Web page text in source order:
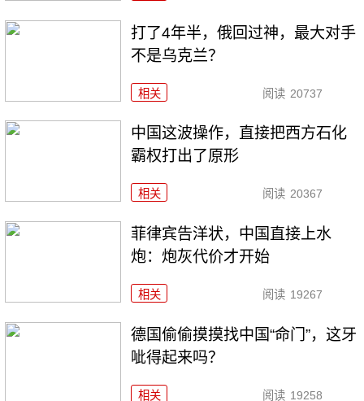
打了4年半，俄回过神，最大对手
不是乌克兰？
相关 阅读 20737
中国这波操作，直接把西方石化
霸权打出了原形
相关 阅读 20367
菲律宾告洋状，中国直接上水
炮：炮灰代价才开始
相关 阅读 19267
德国偷偷摸摸找中国“命门”，这牙
呲得起来吗？
相关 阅读 19258